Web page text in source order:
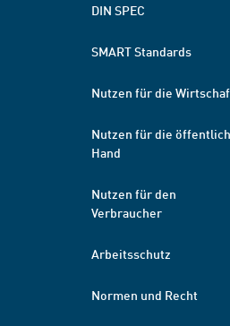
DIN SPEC
SMART Standards
Nutzen für die
Nutzen für die
Hand
Nutzen für den
Verbraucher
Arbeitsschutz
Normen und Recht